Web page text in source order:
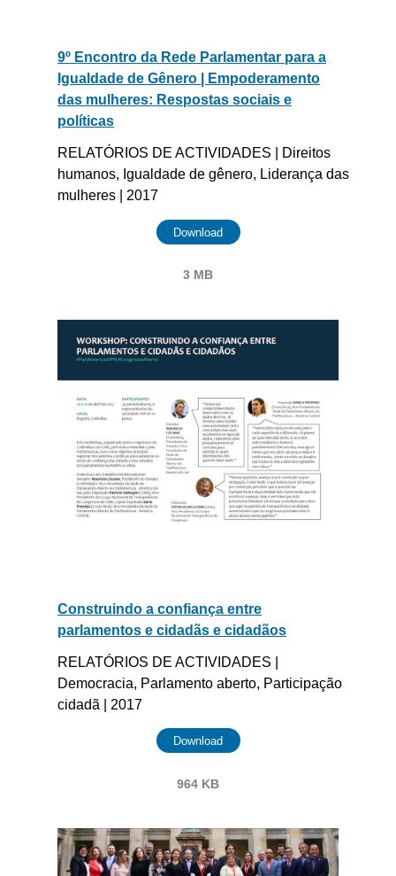
9º Encontro da Rede Parlamentar para a
Igualdade de Gênero | Empoderamento
das mulheres: Respostas sociais e
políticas
RELATÓRIOS DE ACTIVIDADES | Direitos
humanos, Igualdade de gênero, Liderança das
mulheres | 2017
Download
3 MB
Construindo a confiança entre
parlamentos e cidadãs e cidadãos
RELATÓRIOS DE ACTIVIDADES |
Democracia, Parlamento aberto, Participação
cidadã | 2017
Download
964 KB